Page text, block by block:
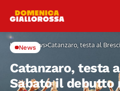
Home News Catanzaro, testa al
News
Catanzaro, testa
Sabato il debutto